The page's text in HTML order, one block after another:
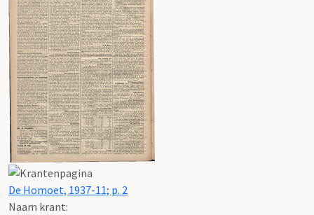
De Homoet, 1937-11; p. 2
Naam krant: